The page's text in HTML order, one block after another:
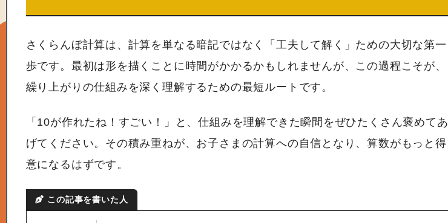
さくらんぼ計算は、計算を単なる暗記ではなく「工夫して解く」ための大切な第一
歩です。最初は形を描くことに時間がかかるかもしれませんが、この過程こそが、
繰り上がりの仕組みを深く理解するための最短ルートです。
「10が作れたね！すごい！」と、仕組みを理解できた瞬間をぜひたくさん褒めてあ
げてください。その積み重ねが、お子さまの計算への自信となり、算数がもっと得
意になるはずです。
この記事を書いた人